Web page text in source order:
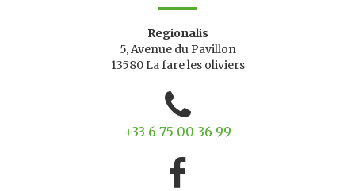
Regionalis
5, Avenue du Pavillon
13580 La fare les oliviers
+33 6 75 00 36 99